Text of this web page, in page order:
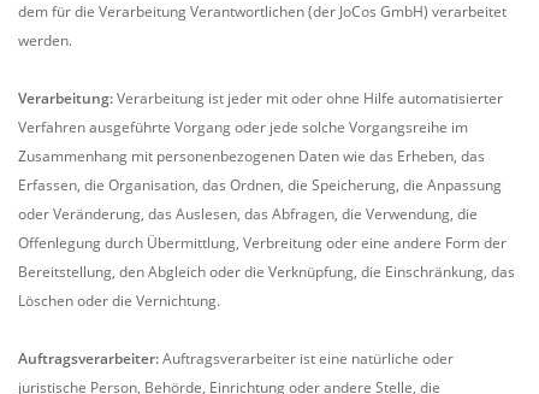
dem für die Verarbeitung Verantwortlichen (der JoCos GmbH) verarbeitet
werden.
Verarbeitung:Verarbeitung ist jeder mit oder ohne Hilfe automatisierter
Verfahren ausgeführte Vorgang oder jede solche Vorgangsreihe im
Zusammenhang mit personenbezogenen Daten wie das Erheben, das
Erfassen, die Organisation, das Ordnen, die Speicherung, die Anpassung
oder Veränderung, das Auslesen, das Abfragen, die Verwendung, die
Offenlegung durch Übermittlung, Verbreitung oder eine andere Form der
Bereitstellung, den Abgleich oder die Verknüpfung, die Einschränkung, das
Löschen oder die Vernichtung.
Auftragsverarbeiter:Auftragsverarbeiter ist eine natürliche oder
juristische Person, Behörde, Einrichtung oder andere Stelle, die